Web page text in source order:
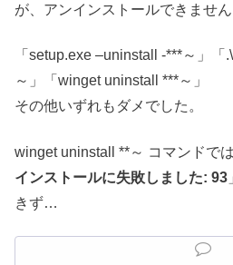
が、アンインストールできません
「setup.exe –uninstall -***～」
～」「winget uninstall ***～」
その他いずれもダメでした。
winget uninstall **～ コマンドでは
インストールに失敗しました: 93
きず…